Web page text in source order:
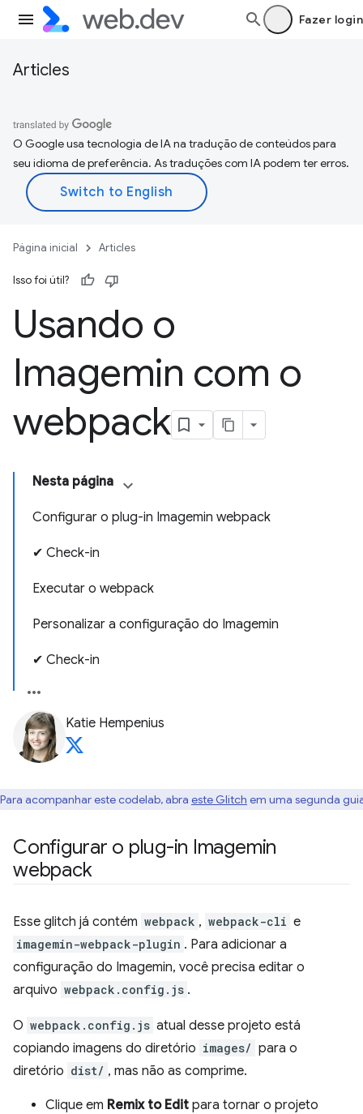
Fazer login
Articles
O Google usa tecnologia de IA na tradução de conteúdos para
seu idioma de preferência. As traduções com IA podem ter erros.
Página inicial Articles
Isso foi útil?
Usando o
Imagemin com o
webpack
Nesta página
Configurar o plug-in Imagemin webpack
✔︎ Check-in
Executar o webpack
Personalizar a configuração do Imagemin
✔︎ Check-in
Katie Hempenius
Para acompanhar este codelab, abra este Glitch em uma segunda
Configurar o plug-in Imagemin
webpack
Esse glitch já contém webpack , webpack-cli e
imagemin-webpack-plugin . Para adicionar a
configuração do Imagemin, você precisa editar o
arquivo webpack.config.js .
O webpack.config.js atual desse projeto está
copiando imagens do diretório images/ para o
diretório dist/ , mas não as comprime.
Clique em Remix to Edit para tornar o projeto